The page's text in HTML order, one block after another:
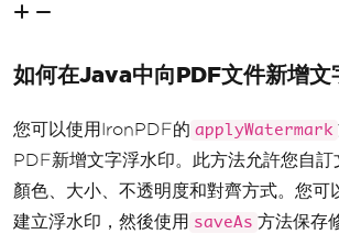
如何在Java中向PDF文件新增文
您可以使用IronPDF的 applyWatermark
PDF新增文字浮水印。此方法允許您自訂
顏色、大小、不透明度和對齊方式。您可
建立浮水印，然後使用 saveAs 方法保存